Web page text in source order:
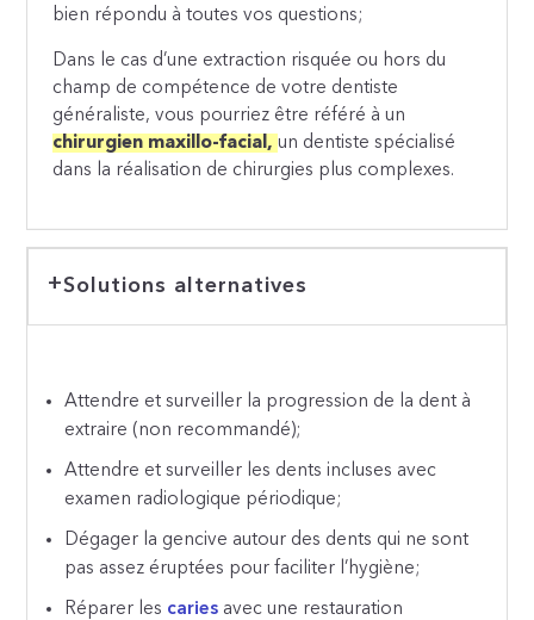
bien répondu à toutes vos questions;
Dans le cas d’une extraction risquée ou hors du
champ de compétence de votre dentiste
généraliste, vous pourriez être référé à un
chirurgien maxillo-facial,un dentiste spécialisé
dans la réalisation de chirurgies plus complexes.
Solutions alternatives
Attendre et surveiller la progression de la dent à
extraire (non recommandé);
Attendre et surveiller les dents incluses avec
examen radiologique périodique;
Dégager la gencive autour des dents qui ne sont
pas assez éruptées pour faciliter l’hygiène;
Réparer les caries avec une restauration